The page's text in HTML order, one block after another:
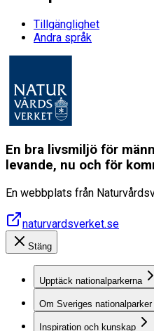
Tillgänglighet
Andra språk
En bra livsmiljö för
levande, nu och för
En webbplats från
naturvardsverket.se
Stäng
Upptäck nationalparkerna
Om Sveriges nationalparker
Inspiration och kunskap